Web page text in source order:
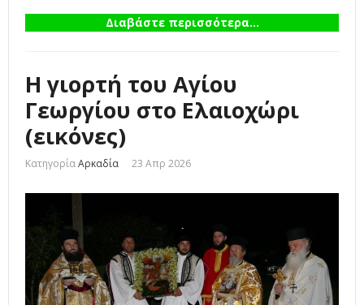
Διαβάστε περισσότερα...
Η γιορτή του Αγίου
Γεωργίου στο Ελαιοχώρι
(εικόνες)
ΚατηγορίαΑρκαδία 23 Απρ 2026